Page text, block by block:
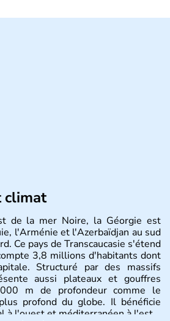
climat
de la mer Noire, la Géorgie est
l'Arménie et l'Azerbaïdjan au sud
Ce pays de Transcaucasie s'étend
3,8 millions d'habitants dont
Structuré par des massifs
aussi plateaux et gouffres
m de profondeur comme le
profond du globe. Il bénéficie
à l'ouest et méditerranéen à l'est.